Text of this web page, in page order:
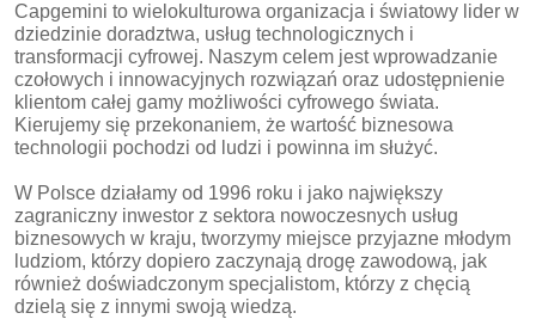
Capgemini to wielokulturowa organizacja i światowy lider w
dziedzinie doradztwa, usług technologicznych i
transformacji cyfrowej. Naszym celem jest wprowadzanie
czołowych i innowacyjnych rozwiązań oraz udostępnienie
klientom całej gamy możliwości cyfrowego świata.
Kierujemy się przekonaniem, że wartość biznesowa
technologii pochodzi od ludzi i powinna im służyć.
W Polsce działamy od 1996 roku i jako największy
zagraniczny inwestor z sektora nowoczesnych usług
biznesowych w kraju, tworzymy miejsce przyjazne młodym
ludziom, którzy dopiero zaczynają drogę zawodową, jak
również doświadczonym specjalistom, którzy z chęcią
dzielą się z innymi swoją wiedzą.